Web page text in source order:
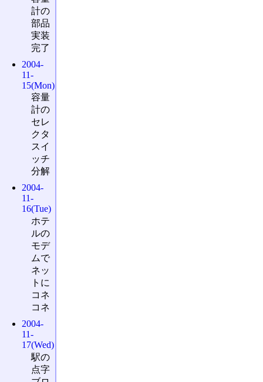
計の
部品
実装
完了
2004-
11-
15(Mon)
容量
計の
セレ
クタ
スイ
ッチ
分解
2004-
11-
16(Tue)
ホテ
ルの
モデ
ムで
ネッ
トに
コネ
コネ
2004-
11-
17(Wed)
駅の
点字